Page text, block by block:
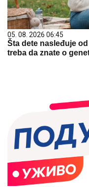
05. 08. 2026 06:45
Šta dete nasleđuje
treba da znate o